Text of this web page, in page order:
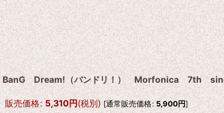
BanG Dream!（バンドリ！） Morfonica 7th
販売価格: 5,310円(税別) [通常販売価格: 5,900円]